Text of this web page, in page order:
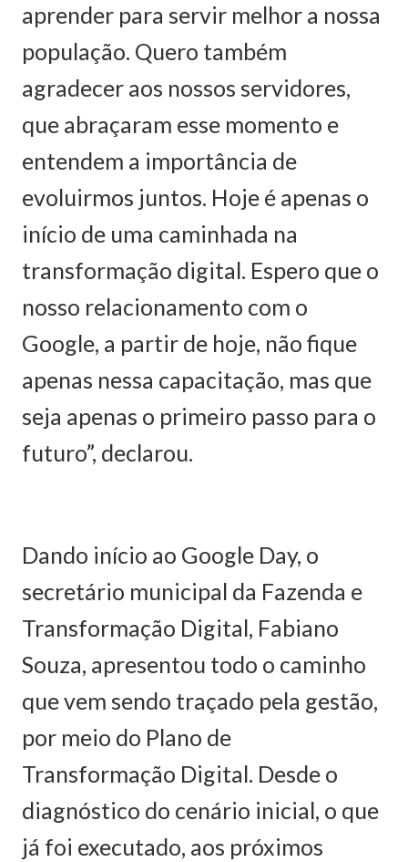
aprender para servir melhor a nossa
população. Quero também
agradecer aos nossos servidores,
que abraçaram esse momento e
entendem a importância de
evoluirmos juntos. Hoje é apenas o
início de uma caminhada na
transformação digital. Espero que o
nosso relacionamento com o
Google, a partir de hoje, não fique
apenas nessa capacitação, mas que
seja apenas o primeiro passo para o
futuro”, declarou.
Dando início ao Google Day, o
secretário municipal da Fazenda e
Transformação Digital, Fabiano
Souza, apresentou todo o caminho
que vem sendo traçado pela gestão,
por meio do Plano de
Transformação Digital. Desde o
diagnóstico do cenário inicial, o que
já foi executado, aos próximos